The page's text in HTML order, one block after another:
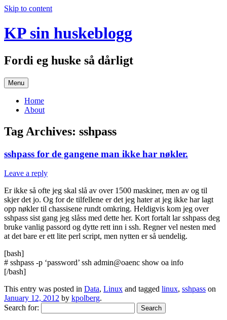
Skip to content
KP sin huskeblogg
Fordi eg huske så dårligt
Menu
Home
About
Tag Archives: sshpass
sshpass for de gangene man ikke har nøkler.
Leave a reply
Er ikke så ofte jeg skal slå av over 1500 maskiner, men av og til
skjer det jo. Og for de tilfellene er det jeg hater at jeg ikke har lagt
opp nøkler til chassisene rundt omkring. Heldigvis kom jeg over
sshpass sist gang jeg slåss med dette her. Kort fortalt lar sshpass deg
bruke vanlig passord og dytte rett inn i ssh. Regner vel nesten med
at det bare er ett lite perl script, men nytten er så uendelig.
[bash]
# sshpass -p ‘password’ ssh admin@oaenc show oa info
[/bash]
This entry was posted in Data, Linux and tagged linux, sshpass on
January 12, 2012 by kpolberg.
Search for: